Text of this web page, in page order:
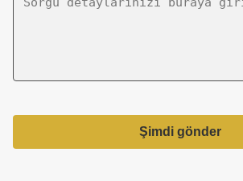
Şimdi gönder